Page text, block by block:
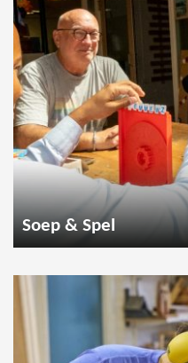
Soep & Spel